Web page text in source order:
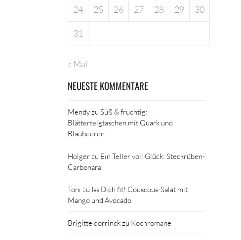
24 25 26 27 28 29 30
31
« Mai
NEUESTE KOMMENTARE
MendyzuSüß & fruchtig:
Blätterteigtaschen mit Quark und
Blaubeeren
Holgerzu Ein Teller voll Glück: Steckrüben-
Carbonara
Toni zu Iss Dich fit! Couscous-Salat mit
Mango und Avocado
Brigitte dorrinckzu Kochromane